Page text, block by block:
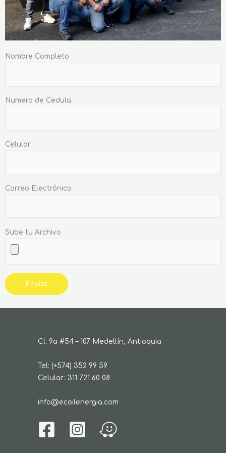
Nombre Completo
Numero de Cedula
Celular
Correo Electrónico
Sube tu Archivo
Cl. 9a #54 – 107 Medellín, Antioquia
Tel: (+574) 352 99 59
Celular: 311 721 60 08
info@ecoilenergia.com